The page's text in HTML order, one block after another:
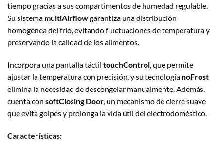
tiempo gracias a sus compartimentos de humedad regulable.
Su sistema multiAirflowgarantiza una distribución
homogénea del frío, evitando fluctuaciones de temperatura y
preservando la calidad de los alimentos.
Incorpora una pantalla táctil touchControl, que permite
ajustar la temperatura con precisión, y su tecnología noFrost
elimina la necesidad de descongelar manualmente. Además,
cuenta con softClosing Door, un mecanismo de cierre suave
que evita golpes y prolonga la vida útil del electrodoméstico.
Características: